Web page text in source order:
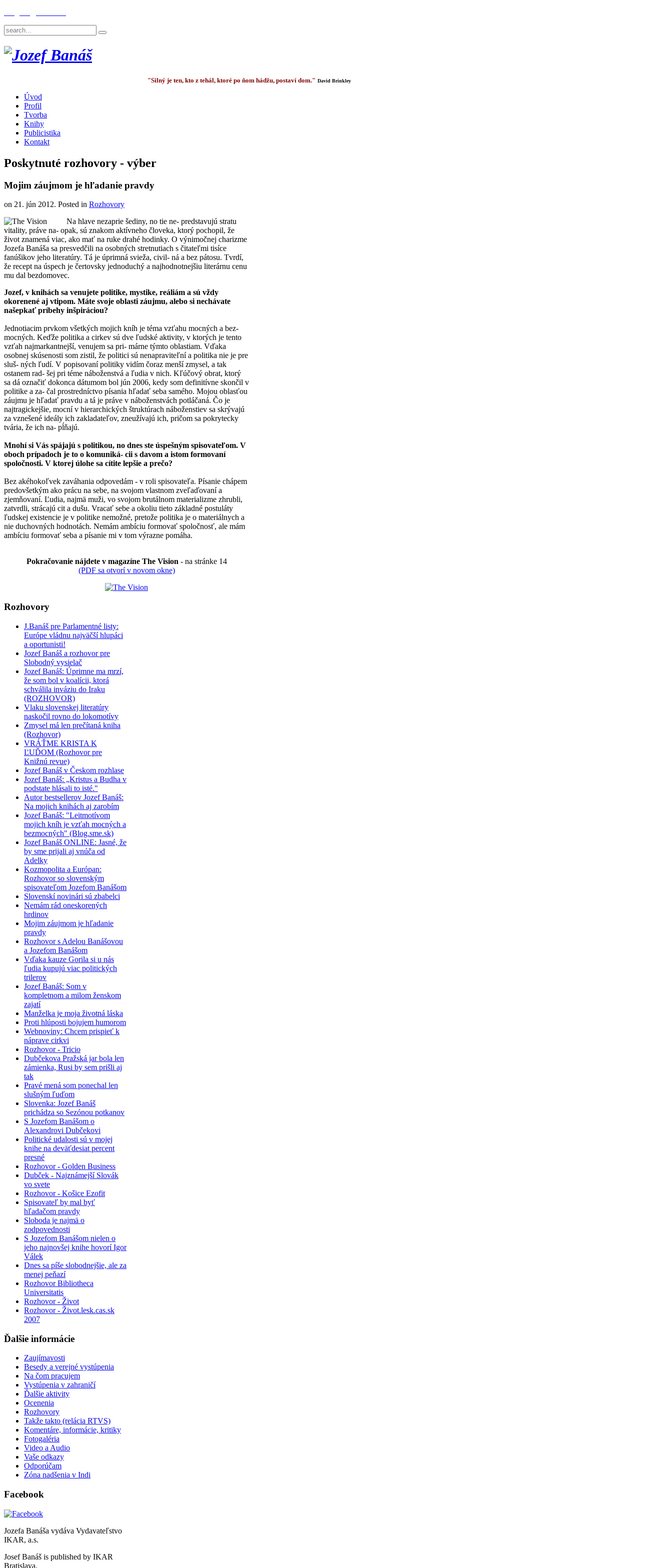
"Silný je ten, kto z tehál, ktoré po ňom hádžu, postaví dom." David Brinkley
Úvod
Profil
Tvorba
Knihy
Publicistika
Kontakt
Poskytnuté rozhovory - výber
Mojim záujmom je hľadanie pravdy
on 21. jún 2012. Posted in Rozhovory
Na hlave nezaprie šediny, no tie ne- predstavujú stratu
vitality, práve na- opak, sú znakom aktívneho človeka, ktorý pochopil, že
život znamená viac, ako mať na ruke drahé hodinky. O výnimočnej charizme
Jozefa Banáša sa presvedčili na osobných stretnutiach s čitateľmi tisíce
fanúšikov jeho literatúry. Tá je úprimná svieža, civil- ná a bez pátosu. Tvrdí,
že recept na úspech je čertovsky jednoduchý a najhodnotnejšiu literárnu cenu
mu dal bezdomovec.
Jozef, v knihách sa venujete politike, mystike, reáliám a sú vždy
okorenené aj vtipom. Máte svoje oblasti záujmu, alebo si nechávate
našepkať príbehy inšpiráciou?
Jednotiacim prvkom všetkých mojich kníh je téma vzťahu mocných a bez-
mocných. Keďže politika a cirkev sú dve ľudské aktivity, v ktorých je tento
vzťah najmarkantnejší, venujem sa pri- márne týmto oblastiam. Vďaka
osobnej skúsenosti som zistil, že politici sú nenapraviteľní a politika nie je pre
sluš- ných ľudí. V popisovaní politiky vidím čoraz menší zmysel, a tak
ostanem rad- šej pri téme náboženstvá a ľudia v nich. Kľúčový obrat, ktorý
sa dá označiť dokonca dátumom bol jún 2006, kedy som definitívne skončil v
politike a za- čal prostredníctvo písania hľadať seba samého. Mojou oblasťou
záujmu je hľadať pravdu a tá je práve v náboženstvách potláčaná. Čo je
najtragickejšie, mocní v hierarchických štruktúrach náboženstiev sa skrývajú
za vznešené ideály ich zakladateľov, zneužívajú ich, pričom sa pokrytecky
tvária, že ich na- pĺňajú.
Mnohí si Vás spájajú s politikou, no dnes ste úspešným spisovateľom. V
oboch prípadoch je to o komuniká- cii s davom a istom formovaní
spoločnosti. V ktorej úlohe sa cítite lepšie a prečo?
Bez akéhokoľvek zaváhania odpovedám - v roli spisovateľa. Písanie chápem
predovšetkým ako prácu na sebe, na svojom vlastnom zveľaďovaní a
zjemňovaní. Ľudia, najmä muži, vo svojom brutálnom materializme zhrubli,
zatvrdli, strácajú cit a dušu. Vracať sebe a okoliu tieto základné postuláty
ľudskej existencie je v politike nemožné, pretože politika je o materiálnych a
nie duchovných hodnotách. Nemám ambíciu formovať spoločnosť, ale mám
ambíciu formovať seba a písanie mi v tom výrazne pomáha.
Pokračovanie nájdete v magazíne The Vision- na stránke 14
(PDF sa otvorí v novom okne)
Rozhovory
J.Banáš pre Parlamentné listy:
Európe vládnu najväčší hlupáci
a oportunisti!
Jozef Banáš a rozhovor pre
Slobodný vysielač
Jozef Banáš: Úprimne ma mrzí,
že som bol v koalícii, ktorá
schválila inváziu do Iraku
(ROZHOVOR)
Vlaku slovenskej literatúry
naskočil rovno do lokomotívy
Zmysel má len prečítaná kniha
(Rozhovor)
VRÁŤME KRISTA K
ĽUĎOM (Rozhovor pre
Knižnú revue)
Jozef Banáš v Českom rozhlase
Jozef Banáš: „Kristus a Budha v
podstate hlásali to isté."
Autor bestsellerov Jozef Banáš:
Na mojich knihách aj zarobím
Jozef Banáš: "Leitmotívom
mojich kníh je vzťah mocných a
bezmocných" (Blog.sme.sk)
Jozef Banáš ONLINE: Jasné, že
by sme prijali aj vnúča od
Adelky
Kozmopolita a Európan:
Rozhovor so slovenským
spisovateľom Jozefom Banášom
Slovenskí novinári sú zbabelci
Nemám rád oneskorených
hrdinov
Mojim záujmom je hľadanie
pravdy
Rozhovor s Adelou Banášovou
a Jozefom Banášom
Vďaka kauze Gorila si u nás
ľudia kupujú viac politických
trilerov
Jozef Banáš: Som v
kompletnom a milom ženskom
zajatí
Manželka je moja životná láska
Proti hlúposti bojujem humorom
Webnoviny: Chcem prispieť k
náprave cirkvi
Rozhovor - Tricio
Dubčekova Pražská jar bola len
zámienka, Rusi by sem prišli aj
tak
Pravé mená som ponechal len
slušným ľuďom
Slovenka: Jozef Banáš
prichádza so Sezónou potkanov
S Jozefom Banášom o
Alexandrovi Dubčekovi
Politické udalosti sú v mojej
knihe na deväťdesiat percent
presné
Rozhovor - Golden Business
Dubček - Najznámejší Slovák
vo svete
Rozhovor - Košice Ezofit
Spisovateľ by mal byť
hľadačom pravdy
Sloboda je najmä o
zodpovednosti
S Jozefom Banášom nielen o
jeho najnovšej knihe hovorí Igor
Válek
Dnes sa píše slobodnejšie, ale za
menej peňazí
Rozhovor Bibliotheca
Universitatis
Rozhovor - Život
Rozhovor - Život.lesk.cas.sk
2007
Ďalšie informácie
Zaujímavosti
Besedy a verejné vystúpenia
Na čom pracujem
Vystúpenia v zahraničí
Ďalšie aktivity
Ocenenia
Rozhovory
Takže takto (relácia RTVS)
Komentáre, informácie, kritiky
Fotogaléria
Video a Audio
Vaše odkazy
Odporúčam
Zóna nadšenia v Indi
Facebook
Jozefa Banáša vydáva Vydavateľstvo
IKAR, a.s.
Josef Banáš is published by IKAR
Bratislava.